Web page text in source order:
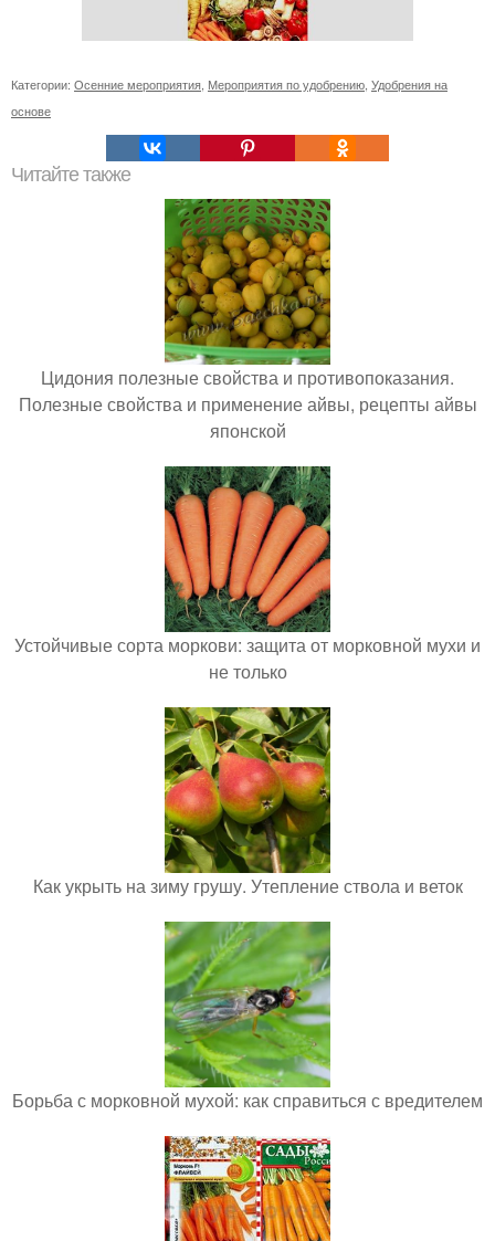
Категории: Осенние мероприятия Мероприятия по удобрению Удобрения на
основе
Читайте также
Цидония полезные свойства и противопоказания.
Полезные свойства и применение айвы, рецепты айвы
японской
Устойчивые сорта моркови: защита от морковной мухи и
не только
Как укрыть на зиму грушу. Утепление ствола и веток
Борьба с морковной мухой: как справиться с вредителем